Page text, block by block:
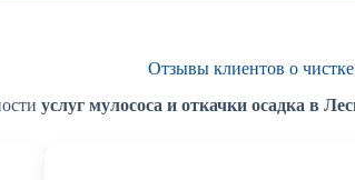
Отзывы клиентов о
услуг мулососа и откачки осадка в